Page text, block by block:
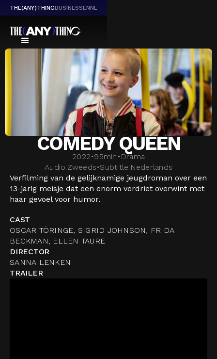
THE(ANY)THINGBUSINESSENNL
COMEDY QUEEN
2022•95min • Drama
Audio:Zweeds•Subtitle: Nederlands
Verfilming van de gelijknamige jeugdroman over een
13-jarig meisje dat een enorm verdriet overwint met
haar gevoel voor humor.
CAST
OSCAR TÖRINGE, SIGRID JOHNSON, FRIDA
BECKMAN, ELLEN TAURE
DIRECTOR
SANNA LENKEN
TRAILER